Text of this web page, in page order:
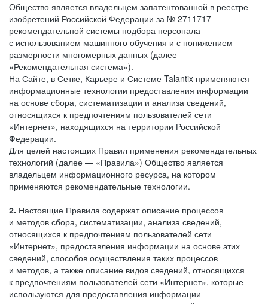
Общество является владельцем запатентованной в реестре
изобретений Российской Федерации за № 2711717
рекомендательной системы подбора персонала
с использованием машинного обучения и с понижением
размерности многомерных данных (далее —
«Рекомендательная система»).
На Сайте, в Сетке, Карьере и Системе Talantix применяются
информационные технологии предоставления информации
на основе сбора, систематизации и анализа сведений,
относящихся к предпочтениям пользователей сети
«Интернет», находящихся на территории Российской
Федерации.
Для целей настоящих Правил применения рекомендательных
технологий (далее — «Правила») Общество является
владельцем информационного ресурса, на котором
применяются рекомендательные технологии.
2. Настоящие Правила содержат описание процессов
и методов сбора, систематизации, анализа сведений,
относящихся к предпочтениям пользователей сети
«Интернет», предоставления информации на основе этих
сведений, способов осуществления таких процессов
и методов, а также описание видов сведений, относящихся
к предпочтениям пользователей сети «Интернет», которые
используются для предоставления информации